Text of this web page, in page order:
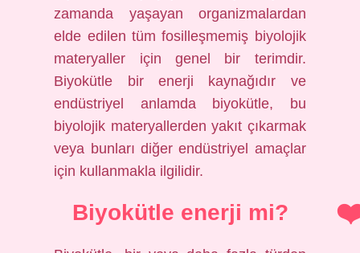
zamanda yaşayan organizmalardan
elde edilen tüm fosilleşmemiş biyolojik
materyaller için genel bir terimdir.
Biyokütle bir enerji kaynağıdır ve
endüstriyel anlamda biyokütle, bu
biyolojik materyallerden yakıt çıkarmak
veya bunları diğer endüstriyel amaçlar
için kullanmakla ilgilidir.
Biyokütle enerji mi?